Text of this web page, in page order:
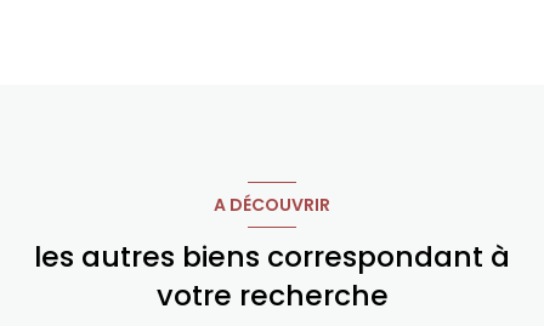
A DÉCOUVRIR
les autres biens correspondant à
votre recherche